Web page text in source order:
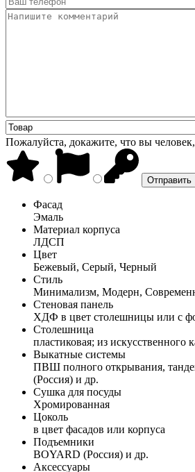
Пожалуйста, докажите, что вы
Фасад
Эмаль
Материал корпуса
ЛДСП
Цвет
Бежевый, Серый, Черный
Стиль
Минимализм, Модерн,
Стеновая панель
ХДФ в цвет столешницы или с
Столешница
пластиковая; из искусственного
Выкатные системы
ПВШ полного открывания,
(Россия) и др.
Сушка для посуды
Хромированная
Цоколь
в цвет фасадов или корпуса
Подъемники
BOYARD (Россия) и др.
Аксессуары